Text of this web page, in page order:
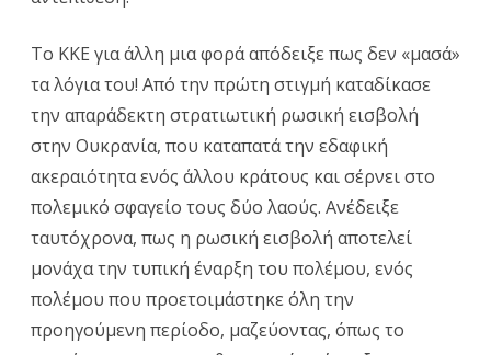
Το ΚΚΕ για άλλη μια φορά απόδειξε πως δεν «μασά»
τα λόγια του! Από την πρώτη στιγμή καταδίκασε
την απαράδεκτη στρατιωτική ρωσική εισβολή
στην Ουκρανία, που καταπατά την εδαφική
ακεραιότητα ενός άλλου κράτους και σέρνει στο
πολεμικό σφαγείο τους δύο λαούς. Ανέδειξε
ταυτόχρονα, πως η ρωσική εισβολή αποτελεί
μονάχα την τυπική έναρξη του πολέμου, ενός
πολέμου που προετοιμάστηκε όλη την
προηγούμενη περίοδο, μαζεύοντας, όπως το